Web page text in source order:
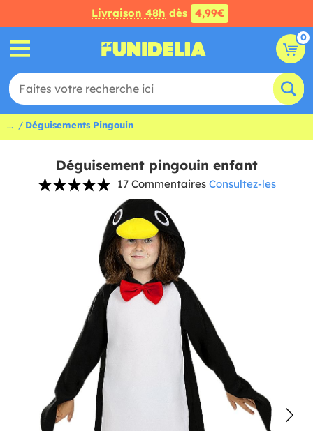
Livraison 48h dès 4,99€
0
... Déguisements Pingouin
Déguisement pingouin enfant
17 Commentaires Consultez-les